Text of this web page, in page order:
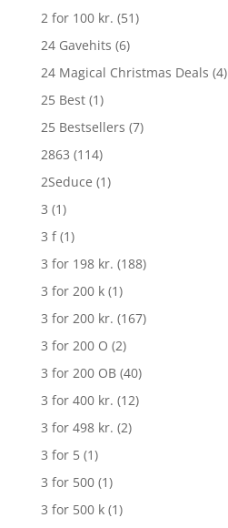
2 for 100 kr. (51)
24 Gavehits (6)
24 Magical Christmas Deals (4)
25 Best (1)
25 Bestsellers (7)
2863 (114)
2Seduce (1)
3 (1)
3 f (1)
3 for 198 kr. (188)
3 for 200 k (1)
3 for 200 kr. (167)
3 for 200 O (2)
3 for 200 OB (40)
3 for 400 kr. (12)
3 for 498 kr. (2)
3 for 5 (1)
3 for 500 (1)
3 for 500 k (1)